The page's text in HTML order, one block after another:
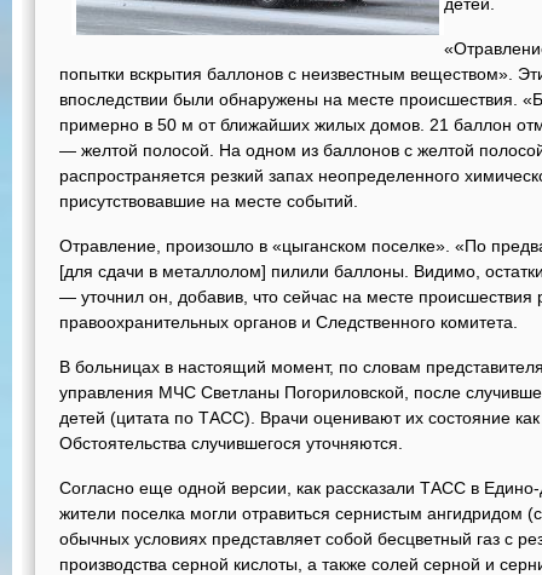
попытки вскрытия баллонов с неизвестным веществом».
впоследствии были обнаружены на месте происшествия.
примерно в 50 м от ближайших жилых домов. 21 баллон
— желтой полосой. На одном из баллонов с желтой полосой
распространяется резкий запах неопределенного
присутствовавшие на месте событий.
Отравление, произошло в «цыганском поселке».​ «По
[для сдачи в металлолом] пилили баллоны. Видимо,
— уточнил он, добавив, что сейчас на месте происшествия
правоохранительных органов и Следственного комитета.
В больницах в настоящий момент, по словам
управления МЧС Светланы Погориловской, после
детей (цитата по ТАСС). Врачи оценивают их состояние
Обстоятельства случившегося уточняются.
Согласно еще одной версии, как рассказали ТАСС в
жители поселка могли отравиться сернистым ангидридом
обычных условиях представляет собой бесцветный газ с
производства серной кислоты, а также солей серной и